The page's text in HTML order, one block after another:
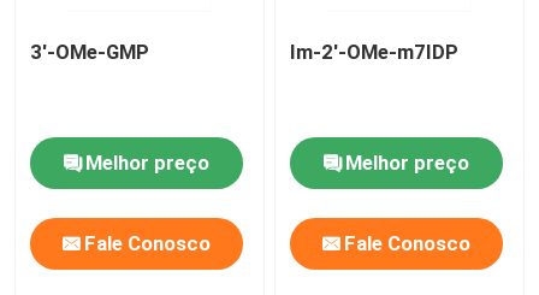
3'-OMe-GMP
Melhor preço
Fale Conosco
Im-2'-OMe-m7IDP
Melhor preço
Fale Conosco